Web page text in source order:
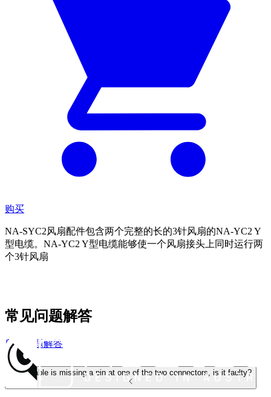
购买
NA-SYC2风扇配件包含两个完整的长的3针风扇的NA-YC2 Y
型电缆。NA-YC2 Y型电缆能够使一个风扇接头上同时运行两
个3针风扇
常见问题解答
所有问题解答
My y-cable is missing a pin at one of the two connectors, is it faulty?